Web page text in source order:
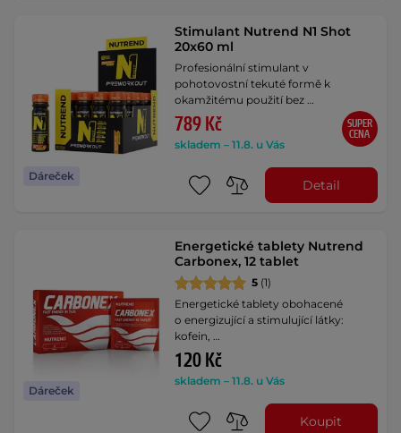
Dáreček
Stimulant Nutrend N1 Shot
20x60 ml
Profesionální stimulant v
pohotovostní tekuté formě k
okamžitému použití bez …
789 Kč
skladem – 11.8. u Vás
SUPER
CENA
Detail
Dáreček
Energetické tablety Nutrend
Carbonex, 12 tablet
5 (1)
Energetické tablety obohacené
o energizující a stimulující látky:
kofein, …
120 Kč
skladem – 11.8. u Vás
Koupit